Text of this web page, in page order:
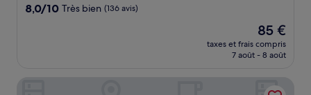
8.0
8,0/10 Très bien (136 avis)
Le
nouveau
prix
de
85 €
85 €
taxes et frais compris
7 août - 8 août